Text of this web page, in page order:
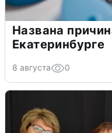
Названа
Екатеринбурге
8 августа 0